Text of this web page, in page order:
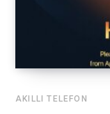
AKILLI TELEFON